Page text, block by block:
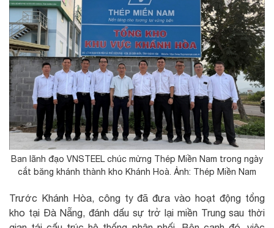
Ban lãnh đạo VNSTEEL chúc mừng Thép Miền Nam trong ngày
cắt băng khánh thành kho Khánh Hoà. Ảnh: Thép Miền Nam
Trước Khánh Hòa, công ty đã đưa vào hoạt động tổng
kho tại Đà Nẵng, đánh dấu sự trở lại miền Trung sau thời